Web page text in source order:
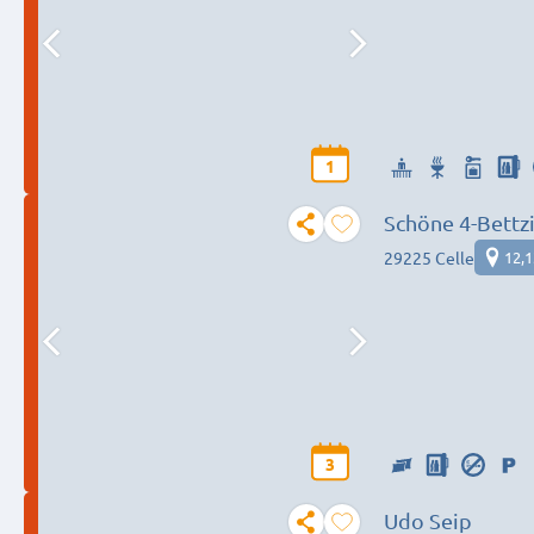
1
3
Schöne 4-
29225 Celle
Udo Seip